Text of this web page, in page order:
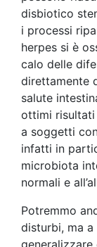
disbiotico
i processi
herpes si è
calo delle
direttamente
salute
ottimi risultati
a soggetti
infatti in
microbiota
normali e
Potremmo
disturbi, ma